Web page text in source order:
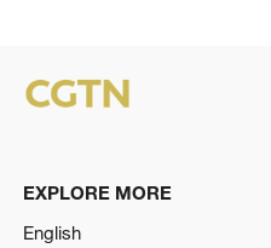
EXPLORE MORE
English